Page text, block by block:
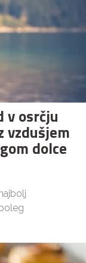
v osrčju
vzdušjem
dolce